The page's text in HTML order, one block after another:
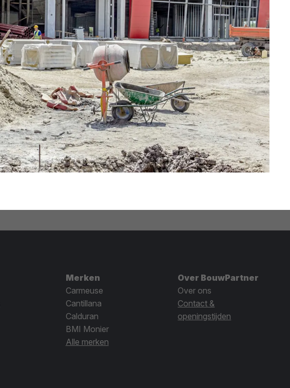
Merken
Carmeuse
Cantillana
Calduran
BMI Monier
Alle merken
Over BouwPartner
Over ons
Contact &
openingstijden